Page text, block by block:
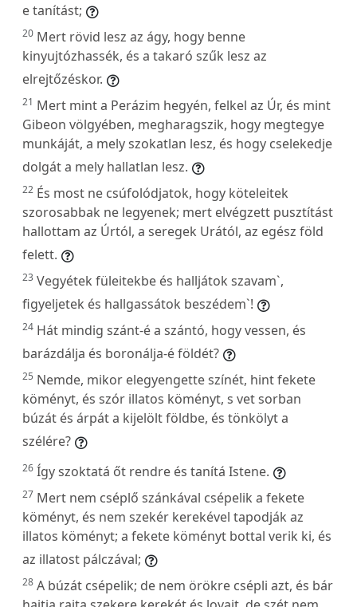
e tanítást;
20 Mert rövid lesz az ágy, hogy benne
kinyujtózhassék, és a takaró szűk lesz az
elrejtőzéskor.
21 Mert mint a Perázim hegyén, felkel az Úr, és mint
Gibeon völgyében, megharagszik, hogy megtegye
munkáját, a mely szokatlan lesz, és hogy cselekedje
dolgát a mely hallatlan lesz.
22 És most ne csúfolódjatok, hogy köteleitek
szorosabbak ne legyenek; mert elvégzett pusztítást
hallottam az Úrtól, a seregek Urától, az egész föld
felett.
23 Vegyétek füleitekbe és halljátok szavam`,
figyeljetek és hallgassátok beszédem`!
24 Hát mindig szánt-é a szántó, hogy vessen, és
barázdálja és boronálja-é földét?
25 Nemde, mikor elegyengette színét, hint fekete
köményt, és szór illatos köményt, s vet sorban
búzát és árpát a kijelölt földbe, és tönkölyt a
szélére?
26 Így szoktatá őt rendre és tanítá Istene.
27 Mert nem cséplő szánkával csépelik a fekete
köményt, és nem szekér kerekével tapodják az
illatos köményt; a fekete köményt bottal verik ki, és
az illatost pálczával;
28 A búzát csépelik; de nem örökre csépli azt, és bár